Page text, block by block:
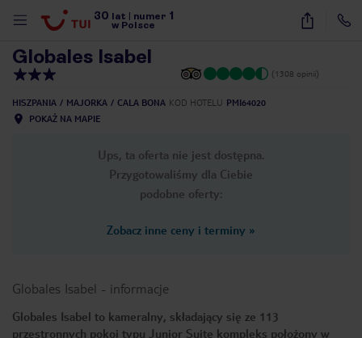
30 lat numer 1
w Polsce
20
Globales Isabel
(1308 opinii)
HISZPANIA MAJORKA CALA BONA KOD HOTELU PMI64020
POKAŻ NA MAPIE
Ups, ta oferta nie jest dostępna.
Przygotowaliśmy dla Ciebie
podobne oferty:
Zobacz inne ceny i terminy »
Globales Isabel - informacje
Globales Isabel to kameralny, składający się ze 113
przestronnych pokoi typu Junior Suite kompleks położony w